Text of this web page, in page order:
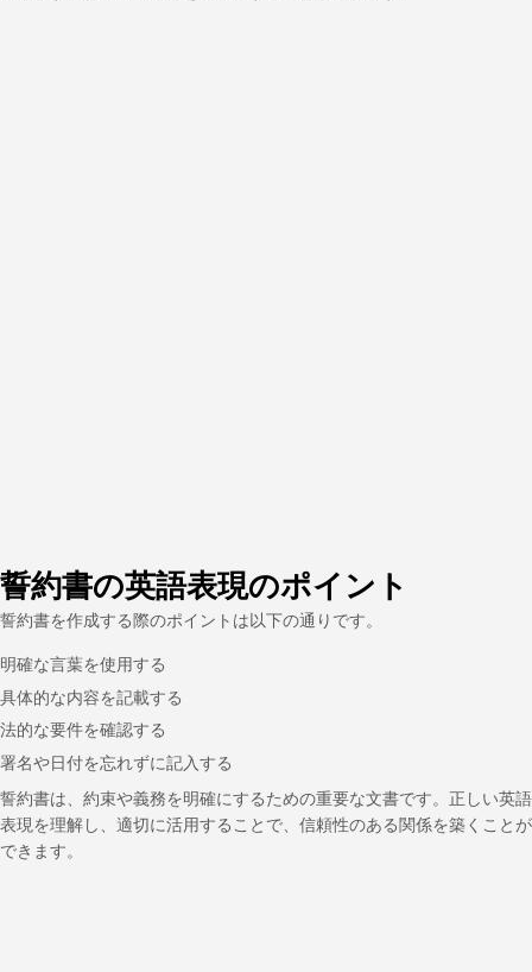
誓約書の英語表現のポイント
誓約書を作成する際のポイントは以下の通りです。
明確な言葉を使用する
具体的な内容を記載する
法的な要件を確認する
署名や日付を忘れずに記入する
誓約書は、約束や義務を明確にするための重要な文書です。正しい英語
表現を理解し、適切に活用することで、信頼性のある関係を築くことが
できます。